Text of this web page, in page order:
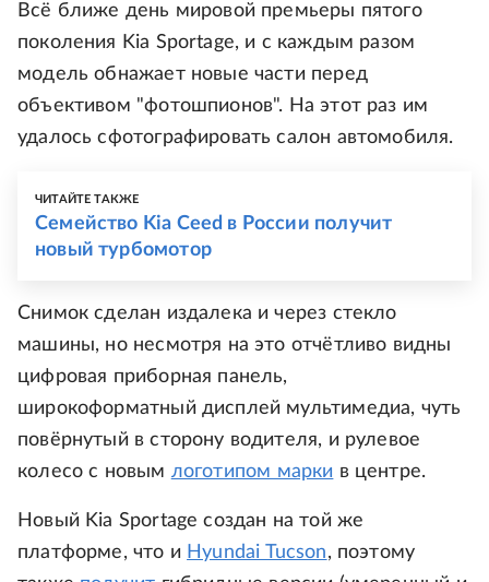
Всё ближе день мировой премьеры пятого
поколения Kia Sportage, и с каждым разом
модель обнажает новые части перед
объективом "фотошпионов". На этот раз им
удалось сфотографировать салон автомобиля.
ЧИТАЙТЕ ТАКЖЕ
Семейство Kia Ceed в России получит
новый турбомотор
Снимок сделан издалека и через стекло
машины, но несмотря на это отчётливо видны
цифровая приборная панель,
широкоформатный дисплей мультимедиа, чуть
повёрнутый в сторону водителя, и рулевое
колесо с новым логотипом марки в центре.
Новый Kia Sportage создан на той же
платформе, что и Hyundai Tucson, поэтому